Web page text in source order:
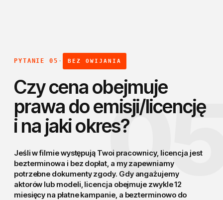
PYTANIE 05 · BEZ OWIJANIA
Czy cena obejmuje
prawa do emisji/licencję
i na jaki okres?
Jeśli w filmie występują Twoi pracownicy, licencja jest
bezterminowa i bez dopłat, a my zapewniamy
potrzebne dokumenty zgody. Gdy angażujemy
aktorów lub modeli, licencja obejmuje zwykle 12
miesięcy na płatne kampanie, a bezterminowo do